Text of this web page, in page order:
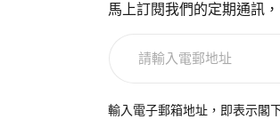
馬上訂閱我們的定期通訊
電
輸入電子郵箱地址，即表示閣